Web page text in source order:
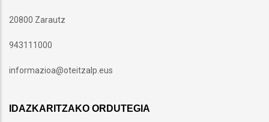
20800 Zarautz
943111000
informazioa@oteitzalp.eus
IDAZKARITZAKO ORDUTEGIA